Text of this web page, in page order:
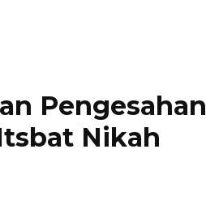
Pengesahan
Nikah